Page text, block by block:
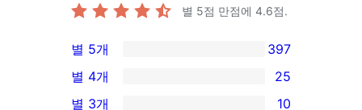
별 5점 만점에 4.6점.
397/5-
별
별 5개 397
25/4-
별 4개 25
별 3개 10